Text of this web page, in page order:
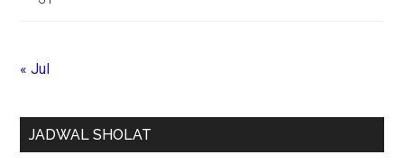
« Jul
JADWAL SHOLAT